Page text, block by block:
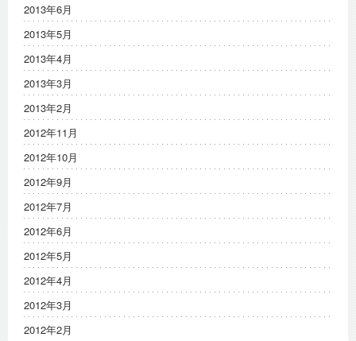
2013年6月
2013年5月
2013年4月
2013年3月
2013年2月
2012年11月
2012年10月
2012年9月
2012年7月
2012年6月
2012年5月
2012年4月
2012年3月
2012年2月